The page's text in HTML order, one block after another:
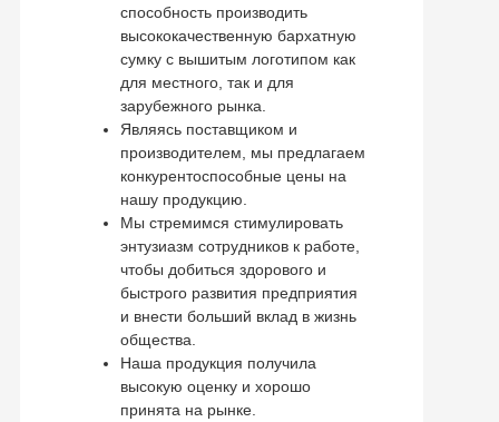
способность производить
высококачественную бархатную
сумку с вышитым логотипом как
для местного, так и для
зарубежного рынка.
Являясь поставщиком и
производителем, мы предлагаем
конкурентоспособные цены на
нашу продукцию.
Мы стремимся стимулировать
энтузиазм сотрудников к работе,
чтобы добиться здорового и
быстрого развития предприятия
и внести больший вклад в жизнь
общества.
Наша продукция получила
высокую оценку и хорошо
принята на рынке.